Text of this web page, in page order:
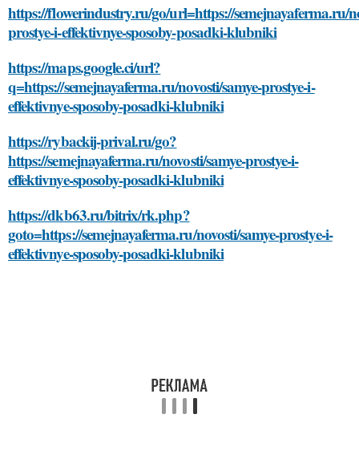
https://flowerindustry.ru/go/url=https://semejnayaferma.ru/
prostye-i-effektivnye-sposoby-posadki-klubniki
https://maps.google.ci/url?
q=https://semejnayaferma.ru/novosti/samye-prostye-i-
effektivnye-sposoby-posadki-klubniki
https://rybackij-prival.ru/go?
https://semejnayaferma.ru/novosti/samye-prostye-i-
effektivnye-sposoby-posadki-klubniki
https://dkb63.ru/bitrix/rk.php?
goto=https://semejnayaferma.ru/novosti/samye-prostye-i-
effektivnye-sposoby-posadki-klubniki